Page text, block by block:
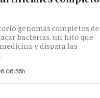
genomas completos de
bacterias, un hito que
y dispara las
06:55h.